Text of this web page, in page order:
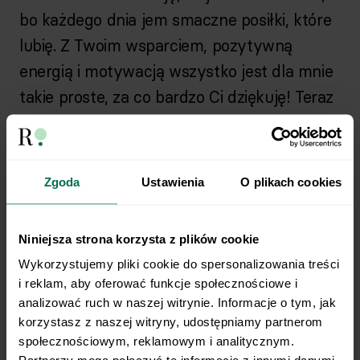
Zgoda Ustawienia O plikach cookies
Niniejsza strona korzysta z plików cookie
Wykorzystujemy pliki cookie do spersonalizowania treści
i reklam, aby oferować funkcje społecznościowe i
analizować ruch w naszej witrynie. Informacje o tym, jak
korzystasz z naszej witryny, udostępniamy partnerom
społecznościowym, reklamowym i analitycznym.
bo każdego dnia jem smaczne posiłki, które
lubię. Z Twoim wsparciem, pozytywną
energią i motywacją wszystko jest dla mnie
takie proste, za co bardzo Ci dziękuję! Teraz
wiem doskonale jak powinnam się odżywiać
i jaka aktywność jest dla mnie najlepsza.
Najgorsze już za mną, teraz może być już
tylko lepiej, zwłaszcza że mam wsparcie
moją metamorfozę i przekazali mi wiele
pozytywnej energii w komentarzach.
Wszystkim z całego serca dziękuję.